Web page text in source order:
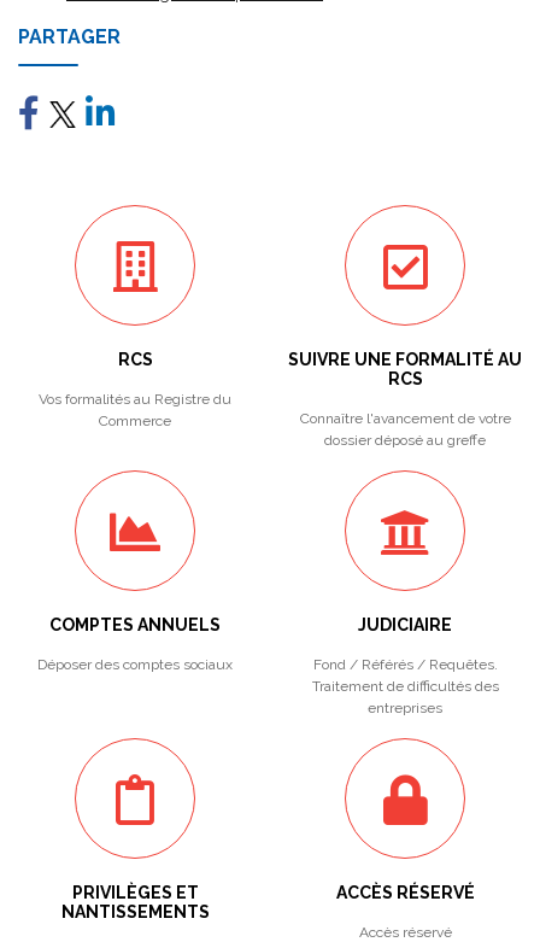
PARTAGER
RCS
Vos formalités au Registre du
Commerce
SUIVRE UNE FORMALITÉ AU
RCS
Connaître l'avancement de votre
dossier déposé au greffe
COMPTES ANNUELS
Déposer des comptes sociaux
JUDICIAIRE
Fond / Référés / Requêtes.
Traitement de difficultés des
entreprises
PRIVILÈGES ET
NANTISSEMENTS
ACCÈS RÉSERVÉ
Accès réservé